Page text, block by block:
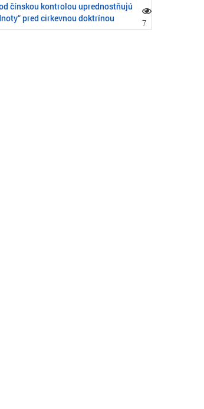
čínskou kontrolou uprednostňujú
pred cirkevnou doktrínou
7